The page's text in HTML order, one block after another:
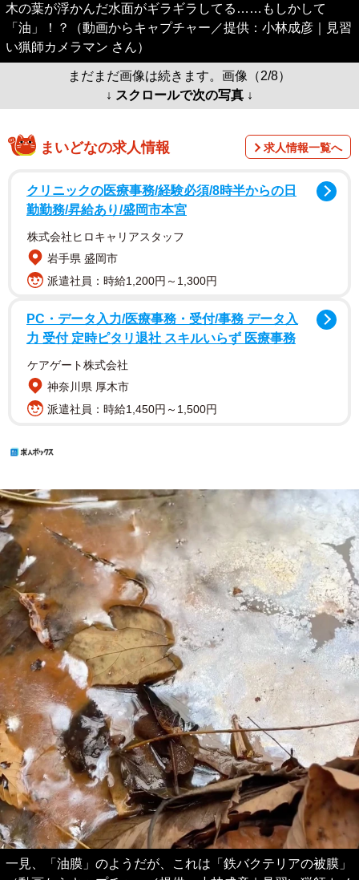
木の葉が浮かんだ水面がギラギラしてる……もしかして
「油」！？（動画からキャプチャー／提供：小林成彦｜見習
い猟師カメラマン さん）
まだまだ画像は続きます。画像（2/8）
↓ スクロールで次の写真 ↓
まいどなの求人情報 求人情報一覧へ
クリニックの医療事務/経験必須/8時半からの日
勤勤務/昇給あり/盛岡市本宮
株式会社ヒロキャリアスタッフ
岩手県 盛岡市
派遣社員：時給1,200円～1,300円
PC・データ入力/医療事務・受付/事務 データ入
力 受付 定時ピタリ退社 スキルいらず 医療事務
ケアゲート株式会社
神奈川県 厚木市
派遣社員：時給1,450円～1,500円
一見、「油膜」のようだが、これは「鉄バクテリアの被膜」